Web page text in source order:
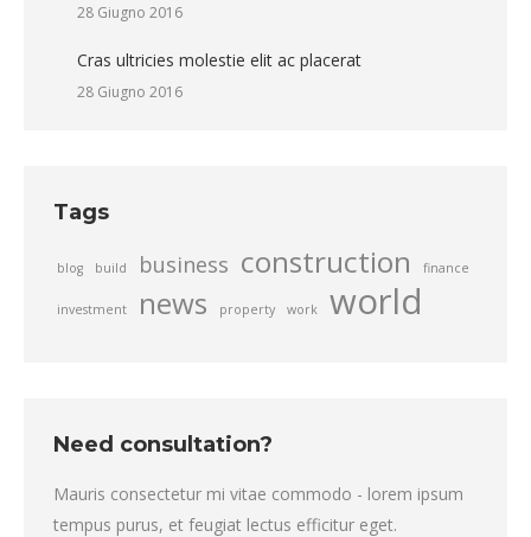
28 Giugno 2016
Cras ultricies molestie elit ac placerat
28 Giugno 2016
Tags
blog build business construction finance
investment news property work world
Need consultation?
Mauris consectetur mi vitae commodo - lorem ipsum
tempus purus, et feugiat lectus efficitur eget.